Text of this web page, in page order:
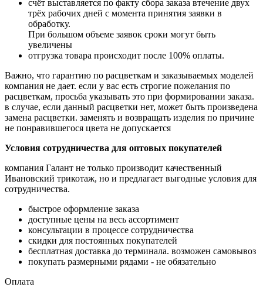
счёт выставляется по факту сбора заказа втечение двух
трёх рабочих дней с момента принятия заявки в
обработку.
При большом объеме заявок сроки могут быть
увеличены
отгрузка товара происходит после 100% оплаты.
Важно, что гарантию по расцветкам и заказываемых моделей
компания не дает. если у вас есть строгие пожелания по
расцветкам, просьба указывать это при формировании заказа.
в случае, если данный расцветки нет, может быть произведена
замена расцветки. заменять и возвращать изделия по причине
не понравившегося цвета не допускается
Условия сотрудничества для оптовых покупателей
компания Галант не только производит качественный
Ивановский трикотаж, но и предлагает выгодные условия для
сотрудничества.
быстрое оформление заказа
доступные цены на весь ассортимент
консультации в процессе сотрудничества
скидки для постоянных покупателей
бесплатная доставка до терминала. возможен самовывоз
покупать размерными рядами - не обязательно
Оплата